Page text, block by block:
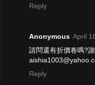
Reply
Anonymous April
請問還有折價卷嗎?
Reply